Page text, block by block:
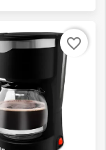
favorite_border